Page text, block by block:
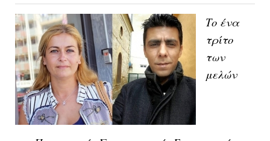
Το ένα
τρίτο
των
μελών